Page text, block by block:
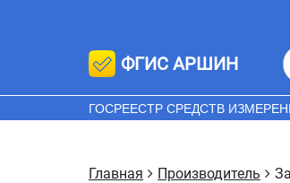
ФГИС АРШИН
ГОСРЕЕСТР СРЕДСТВ
Главная Производитель